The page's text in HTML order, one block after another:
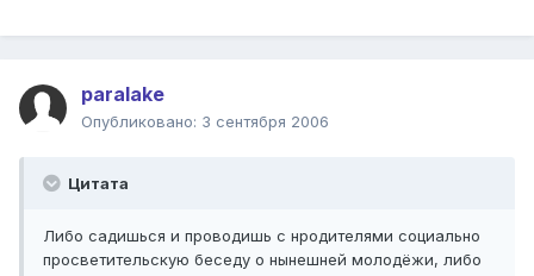
paralake
Опубликовано: 3 сентября 2006
Цитата
Либо садишься и проводишь с нродителями социально
просветительскую беседу о нынешней молодёжи, либо